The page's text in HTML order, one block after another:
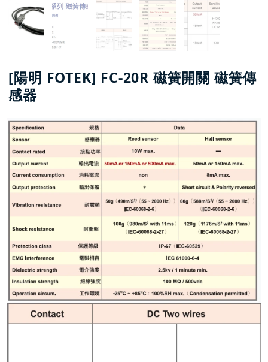
[陽明 FOTEK] FC-20R 磁簧開關 磁簧傳
感器